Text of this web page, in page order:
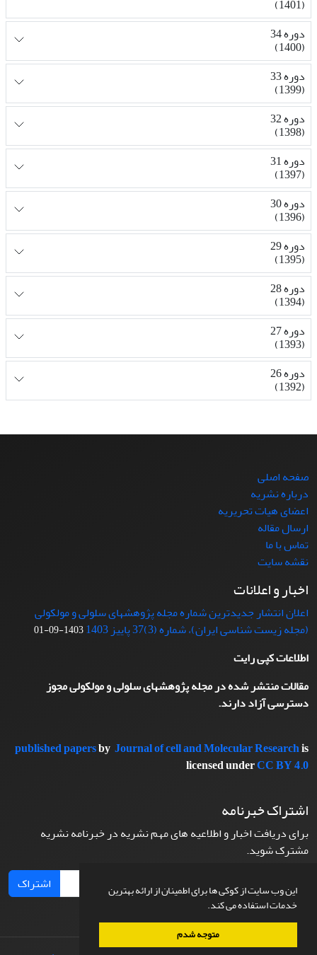
این وب سایت از کوکی ها برای اطمینان از ارائه بهترین
خدمات استفاده می کند.
متوجه شدم
(1401)
دوره 34
(1400)
دوره 33
(1399)
دوره 32
(1398)
دوره 31
(1397)
دوره 30
(1396)
دوره 29
(1395)
دوره 28
(1394)
دوره 27
(1393)
دوره 26
(1392)
صفحه اصلی
درباره نشریه
اعضای هیات تحریریه
ارسال مقاله
تماس با ما
نقشه سایت
اخبار و اعلانات
اعلان انتشار جدیدترین شماره مجله پژوهشهای سلولی و مولکولی
(مجله زیست شناسی ایران)، شماره (3)37 پاییز 1403
1403-09-01
اطلاعات کپی رایت
مقالات منتشر شده در مجله پژوهشهای سلولی و مولکولی مجوز
دسترسی آزاد دارند.
published papersby Journal of cell and Molecular Researchis
licensed underCC BY 4.0
اشتراک خبرنامه
برای دریافت اخبار و اطلاعیه های مهم نشریه در خبرنامه نشریه
مشترک شوید.
اشتراک